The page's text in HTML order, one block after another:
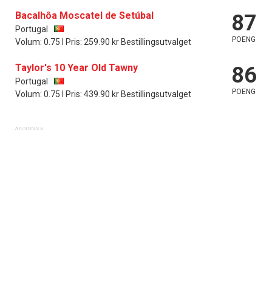
Bacalhôa Moscatel de Setúbal
Portugal
Volum: 0.75 l Pris: 259.90 kr Bestillingsutvalget
87
POENG
Taylor's 10 Year Old Tawny
Portugal
Volum: 0.75 l Pris: 439.90 kr Bestillingsutvalget
86
POENG